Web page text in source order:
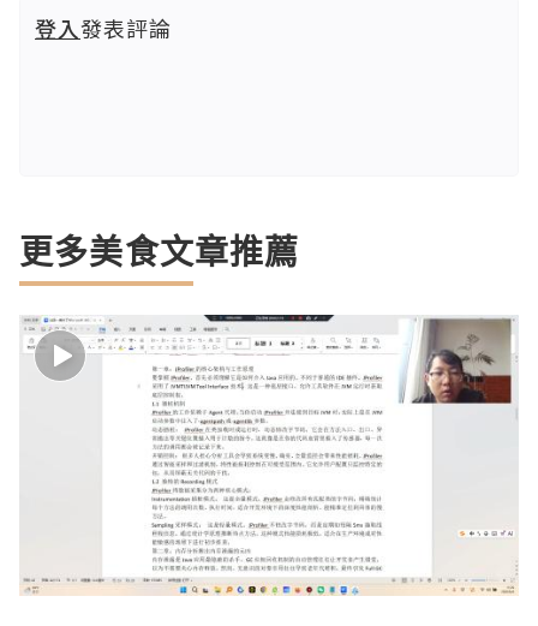
登入發表評論
更多美食文章推薦